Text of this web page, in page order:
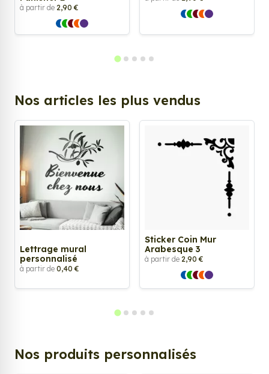
à partir de 2,90 €
Nos articles les plus vendus
Lettrage mural
personnalisé
à partir de 0,40 €
Sticker Coin Mur
Arabesque 3
à partir de 2,90 €
Nos produits personnalisés